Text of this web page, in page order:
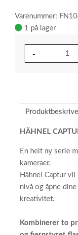
Varenummer:
1 på lager
HÄHNEL
En helt ny serie
kameraer.
Hähnel Captur
nivå og åpne
kreativitet.
Kombinerer to